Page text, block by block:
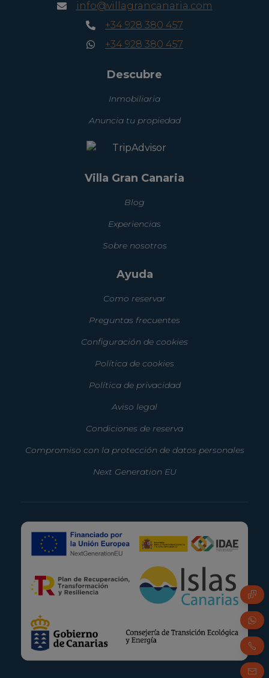
info@villagrancanaria.com
+34 928 380 457
+34 928 380 457
Descubre
Inmobiliaria
Anuncia tu propiedad
Villa Gran Canaria
Blog
Experiencias
Sobre nosotros
Ayuda
Como reservar
Preguntas frecuentes
Configuración de cookies
Política de cookies
Política de privacidad
Aviso legal
Condiciones de reserva
Compromiso con la protección de datos personales
Next Generation EU